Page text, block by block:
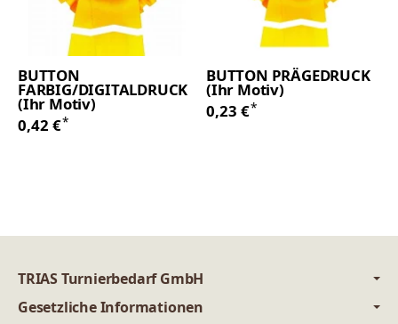
BUTTON
FARBIG/DIGITALDRUCK
(Ihr Motiv)
0,42 €*
BUTTON PRÄGEDRUCK
(Ihr Motiv)
0,23 €*
TRIAS Turnierbedarf GmbH
Gesetzliche Informationen